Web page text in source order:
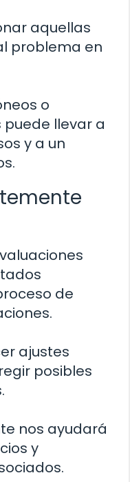
aquellas
problema en
o
llevar a
y a un
de
ajustes
posibles
nos ayudará
y